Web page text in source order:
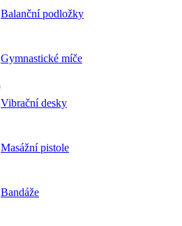
Balanční podložky
Gymnastické míče
Vibrační desky
Masážní pistole
Bandáže